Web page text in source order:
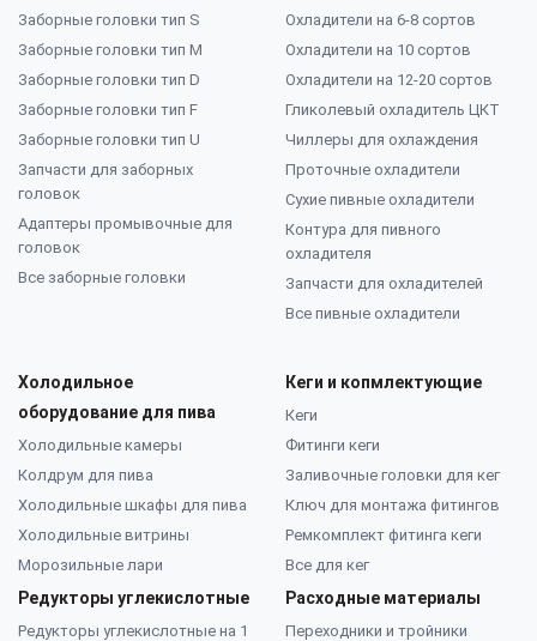
Заборные головки тип S
Заборные головки тип M
Заборные головки тип D
Заборные головки тип F
Заборные головки тип U
Запчасти для заборных
головок
Адаптеры промывочные для
головок
Все заборные головки
Охладители на 6-8 сортов
Охладители на 10 сортов
Охладители на 12-20 сортов
Гликолевый охладитель ЦКТ
Чиллеры для охлаждения
Проточные охладители
Сухие пивные охладители
Контура для пивного
охладителя
Запчасти для охладителей
Все пивные охладители
Холодильное
оборудование для пива
Холодильные камеры
Колдрум для пива
Холодильные шкафы для пива
Холодильные витрины
Морозильные лари
Редукторы углекислотные
Редукторы углекислотные на 1
Кеги и копмлектующие
Кеги
Фитинги кеги
Заливочные головки для кег
Ключ для монтажа фитингов
Ремкомплект фитинга кеги
Все для кег
Расходные материалы
Переходники и тройники